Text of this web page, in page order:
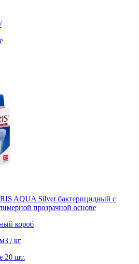
/
AQUA Silver бактерицидный с
прозрачной основе
короб
м3 / кг
20 шт.